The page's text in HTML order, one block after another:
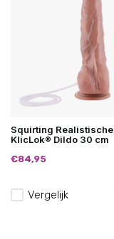
Squirting Realistische
KlicLok® Dildo 30 cm
€84,95
Vergelijk